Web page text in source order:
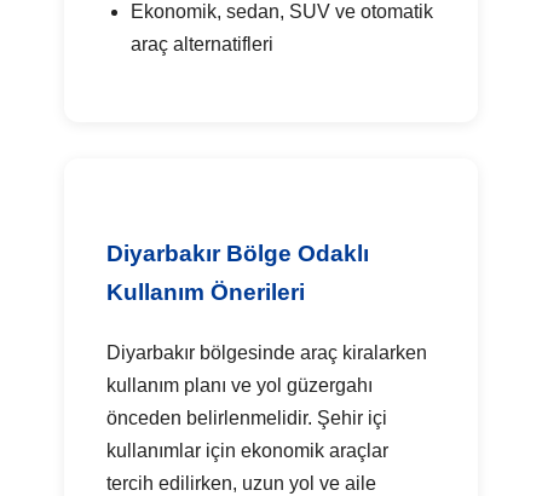
Ekonomik, sedan, SUV ve otomatik
araç alternatifleri
Diyarbakır Bölge Odaklı
Kullanım Önerileri
Diyarbakır bölgesinde araç kiralarken
kullanım planı ve yol güzergahı
önceden belirlenmelidir. Şehir içi
kullanımlar için ekonomik araçlar
tercih edilirken, uzun yol ve aile